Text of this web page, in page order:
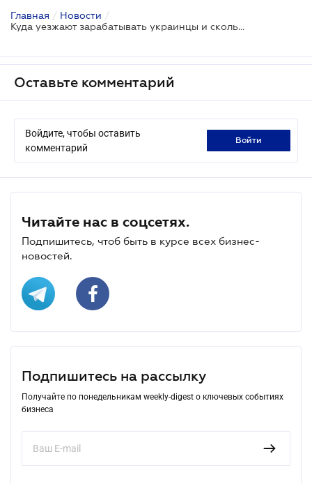
Главная / Новости /
Куда уезжают зарабатывать украинцы и сколько им платят
Оставьте комментарий
Войдите, чтобы оставить
комментарий
войти
Читайте нас в соцсетях.
Подпишитесь, чтоб быть в курсе всех бизнес-
новостей.
Подпишитесь на рассылку
Получайте по понедельникам weekly-digest о ключевых событиях
бизнеса